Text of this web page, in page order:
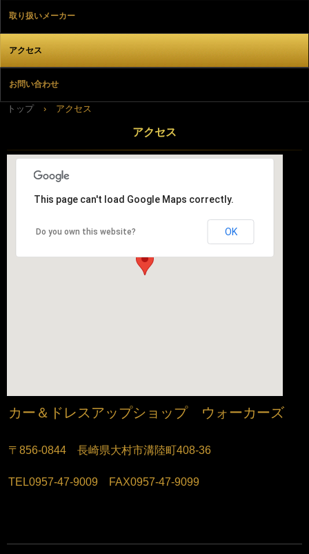
取り扱いメーカー
アクセス
お問い合わせ
トップ › アクセス
アクセス
This page can't load Google Maps correctly.
Do you own this website? OK
カー＆ドレスアップショップ ウォーカーズ
〒856-0844 長崎県大村市溝陸町408-36
TEL0957-47-9009 FAX0957-47-9099